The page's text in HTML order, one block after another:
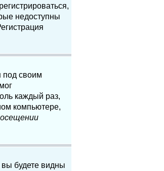
недоступны
под своим
каждый раз,
компьютере,
вы будете видны